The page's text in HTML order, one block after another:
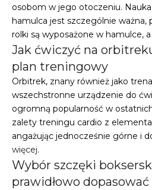
osobom w jego otoczeniu.
hamulca jest szczególnie ważna,
rolki są wyposażone w hamulce,
Jak ćwiczyć na
plan treningowy
Orbitrek, znany również jako
wszechstronne urządzenie do
ogromną popularność w
zalety treningu cardio z
angażując jednocześnie górne i
więcej.
Wybór szczęki
prawidłowo